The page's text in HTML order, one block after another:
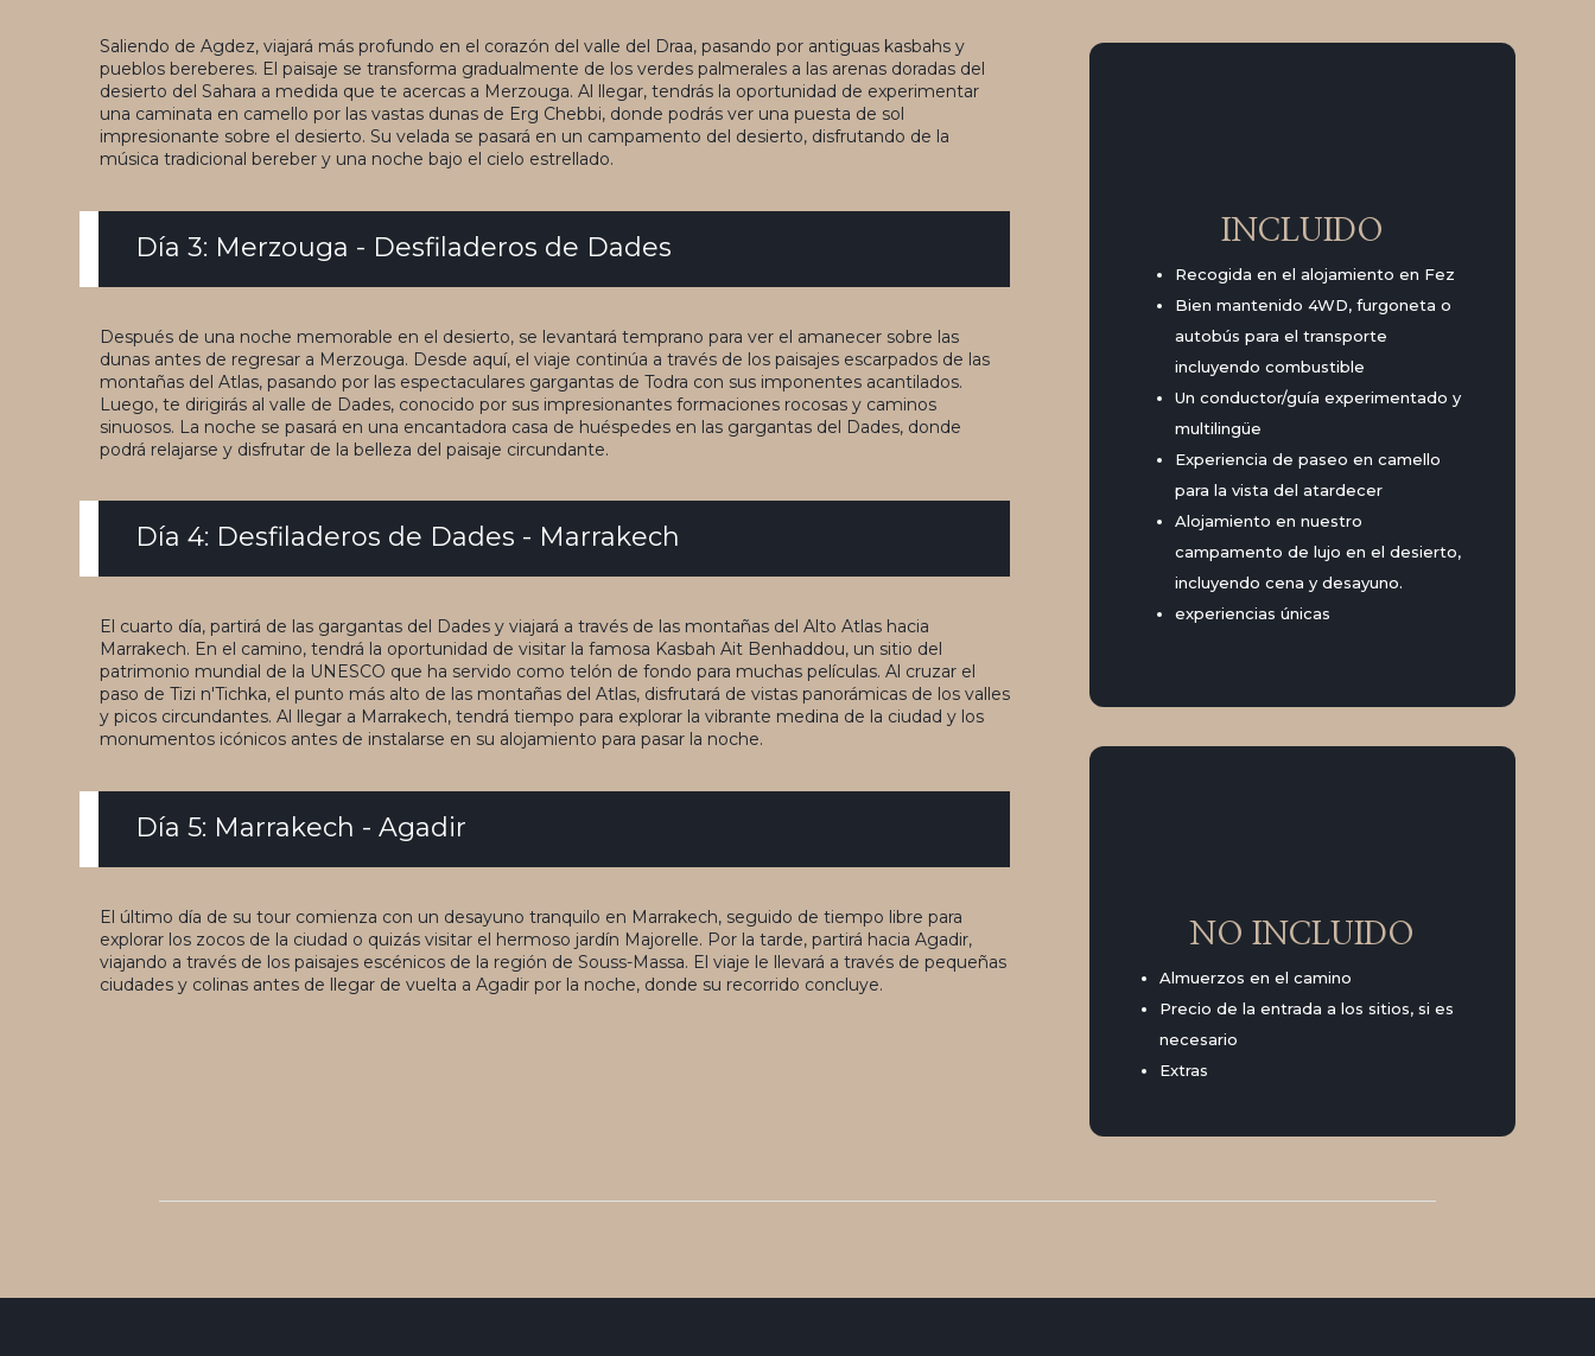
Saliendo de Agdez, viajará más profundo en el corazón del valle del Draa, pasando por antiguas kasbahs y
pueblos bereberes. El paisaje se transforma gradualmente de los verdes palmerales a las arenas doradas del
desierto del Sahara a medida que te acercas a Merzouga. Al llegar, tendrás la oportunidad de experimentar
una caminata en camello por las vastas dunas de Erg Chebbi, donde podrás ver una puesta de sol
impresionante sobre el desierto. Su velada se pasará en un campamento del desierto, disfrutando de la
música tradicional bereber y una noche bajo el cielo estrellado.
Día 3: Merzouga - Desfiladeros de Dades
Después de una noche memorable en el desierto, se levantará temprano para ver el amanecer sobre las
dunas antes de regresar a Merzouga. Desde aquí, el viaje continúa a través de los paisajes escarpados de las
montañas del Atlas, pasando por las espectaculares gargantas de Todra con sus imponentes acantilados.
Luego, te dirigirás al valle de Dades, conocido por sus impresionantes formaciones rocosas y caminos
sinuosos. La noche se pasará en una encantadora casa de huéspedes en las gargantas del Dades, donde
podrá relajarse y disfrutar de la belleza del paisaje circundante.
Día 4: Desfiladeros de Dades - Marrakech
El cuarto día, partirá de las gargantas del Dades y viajará a través de las montañas del Alto Atlas hacia
Marrakech. En el camino, tendrá la oportunidad de visitar la famosa Kasbah Ait Benhaddou, un sitio del
patrimonio mundial de la UNESCO que ha servido como telón de fondo para muchas películas. Al cruzar el
paso de Tizi n'Tichka, el punto más alto de las montañas del Atlas, disfrutará de vistas panorámicas de los valles
y picos circundantes. Al llegar a Marrakech, tendrá tiempo para explorar la vibrante medina de la ciudad y los
monumentos icónicos antes de instalarse en su alojamiento para pasar la noche.
Día 5: Marrakech - Agadir
El último día de su tour comienza con un desayuno tranquilo en Marrakech, seguido de tiempo libre para
explorar los zocos de la ciudad o quizás visitar el hermoso jardín Majorelle. Por la tarde, partirá hacia Agadir,
viajando a través de los paisajes escénicos de la región de Souss-Massa. El viaje le llevará a través de pequeñas
ciudades y colinas antes de llegar de vuelta a Agadir por la noche, donde su recorrido concluye.
INCLUIDO
Recogida en el alojamiento en Fez
Bien mantenido 4WD, furgoneta o
autobús para el transporte
incluyendo combustible
Un conductor/guía experimentado y
multilingüe
Experiencia de paseo en camello
para la vista del atardecer
Alojamiento en nuestro
campamento de lujo en el desierto,
incluyendo cena y desayuno.
experiencias únicas
NO INCLUIDO
Almuerzos en el camino
Precio de la entrada a los sitios, si es
necesario
Extras